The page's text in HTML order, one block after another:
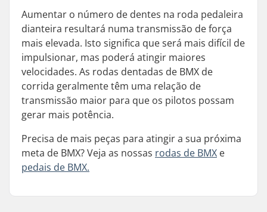
Aumentar o número de dentes na roda pedaleira
dianteira resultará numa transmissão de força
mais elevada. Isto significa que será mais difícil de
impulsionar, mas poderá atingir maiores
velocidades. As rodas dentadas de BMX de
corrida geralmente têm uma relação de
transmissão maior para que os pilotos possam
gerar mais potência.
Precisa de mais peças para atingir a sua próxima
meta de BMX? Veja as nossas rodas de BMX e
pedais de BMX.